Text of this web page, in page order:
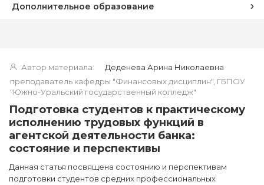
Дополнительное образование
Автор материала:
Деденева Арина Николаевна
преподаватель кафедры "Финансовых дисциплин", ГБПОУ
"Южно-Уральский государственный колледж"
Подготовка студентов к практическому
исполнению трудовых функций в
агентской деятельности банка:
состояние и перспективы
Данная статья посвящена состоянию и перспективам
подготовки студентов средних профессиональных